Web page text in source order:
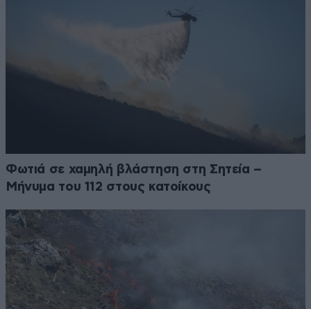
Φωτιά σε χαμηλή βλάστηση στη Σητεία –
Μήνυμα του 112 στους κατοίκους